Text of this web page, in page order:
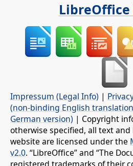
LibreOffice
Impressum (Legal Info) |
(non-binding English
German version) | Copyright
otherwise specified, all text
website are licensed under the
v2.0. “LibreOffice” and “The